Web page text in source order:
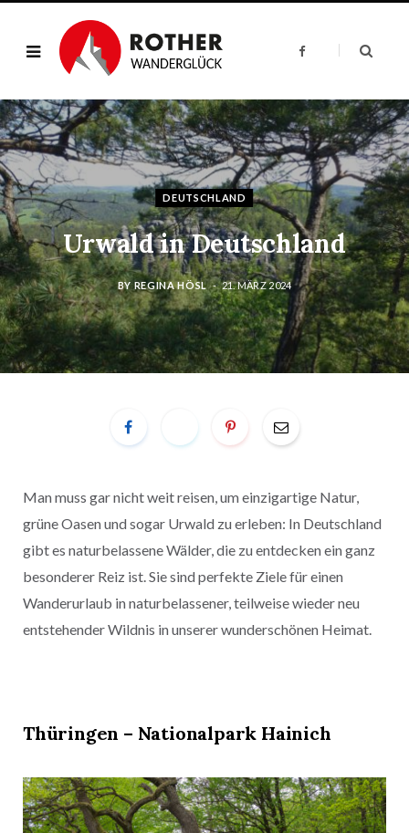
F
b
o
o
k
DEUTSCHLAND
Urwald in Deutschland
BY REGINA HÖSL 21. MÄRZ 2024
Man muss gar nicht weit reisen, um einzigartige Natur,
grüne Oasen und sogar Urwald zu erleben: In Deutschland
gibt es naturbelassene Wälder, die zu entdecken ein ganz
besonderer Reiz ist. Sie sind perfekte Ziele für einen
Wanderurlaub in naturbelassener, teilweise wieder neu
entstehender Wildnis in unserer wunderschönen Heimat.
Thüringen – Nationalpark Hainich